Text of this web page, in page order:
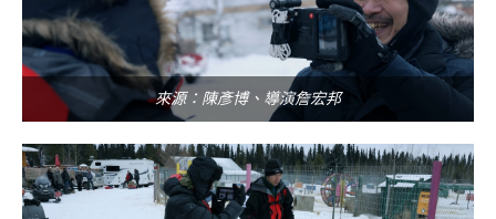
來源：陳彥博、導演詹宏邦